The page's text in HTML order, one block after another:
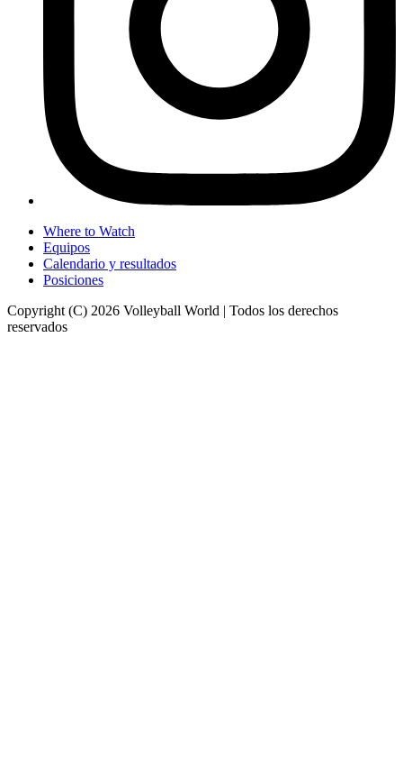
Where to Watch
Equipos
Calendario y resultados
Posiciones
Copyright (C) 2026 Volleyball World | Todos los derechos
reservados